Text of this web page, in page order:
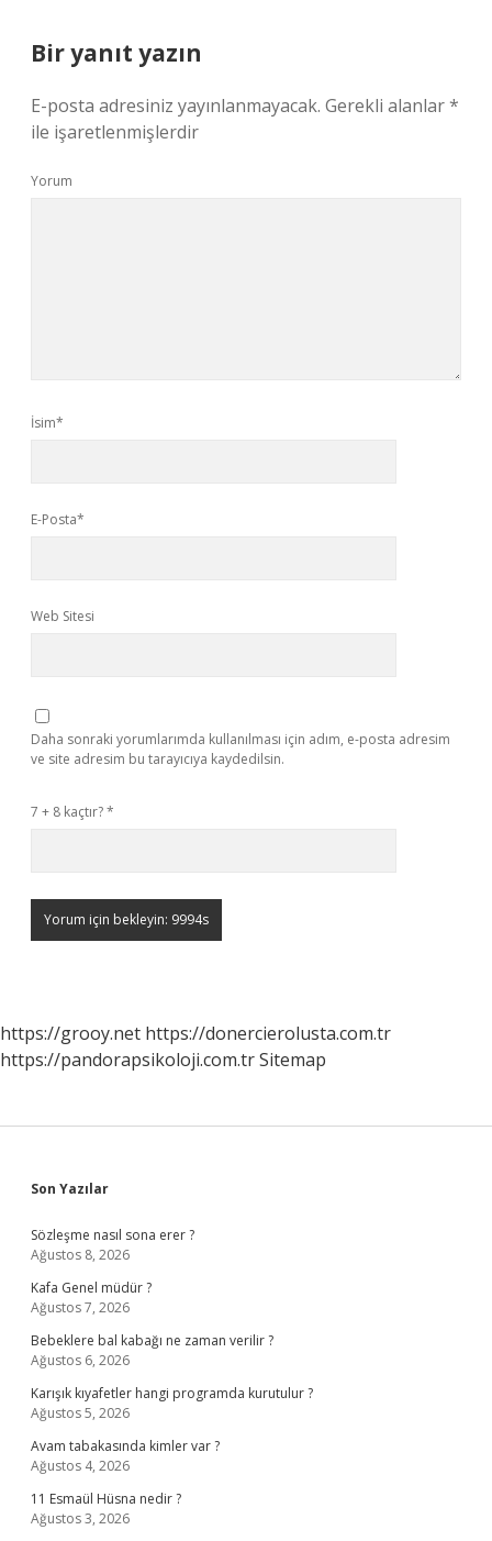
Bir yanıt yazın
E-posta adresiniz yayınlanmayacak. Gerekli alanlar*
ile işaretlenmişlerdir
Yorum
İsim*
E-Posta*
Web Sitesi
Daha sonraki yorumlarımda kullanılması için adım, e-posta adresim
ve site adresim bu tarayıcıya kaydedilsin.
7 + 8 kaçtır?*
https://grooy.net https://donercierolusta.com.tr
https://pandorapsikoloji.com.trSitemap
Sidebar
Son Yazılar
Sözleşme nasıl sona erer ?
Ağustos 8, 2026
Kafa Genel müdür ?
Ağustos 7, 2026
Bebeklere bal kabağı ne zaman verilir ?
Ağustos 6, 2026
Karışık kıyafetler hangi programda kurutulur ?
Ağustos 5, 2026
Avam tabakasında kimler var ?
Ağustos 4, 2026
11 Esmaül Hüsna nedir ?
Ağustos 3, 2026